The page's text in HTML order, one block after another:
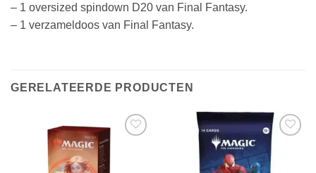
– 1 oversized spindown D20 van Final Fantasy.
– 1 verzameldoos van Final Fantasy.
GERELATEERDE PRODUCTEN